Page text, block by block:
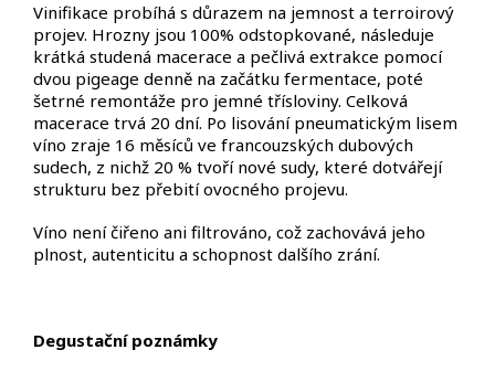
Vinifikace probíhá s důrazem na jemnost a terroirový
projev. Hrozny jsou 100% odstopkované, následuje
krátká studená macerace a pečlivá extrakce pomocí
dvou pigeage denně na začátku fermentace, poté
šetrné remontáže pro jemné třísloviny. Celková
macerace trvá 20 dní. Po lisování pneumatickým lisem
víno zraje 16 měsíců ve francouzských dubových
sudech, z nichž 20 % tvoří nové sudy, které dotvářejí
strukturu bez přebití ovocného projevu.
Víno není čiřeno ani filtrováno, což zachovává jeho
plnost, autenticitu a schopnost dalšího zrání.
Degustační poznámky